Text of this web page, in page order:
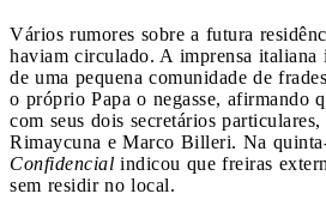
Vários rumores sobre a futura
haviam circulado. A imprensa italiana
de uma pequena comunidade de
o próprio Papa o negasse, afirmando
com seus dois secretários
Rimaycuna e Marco Billeri. Na
Confidencial indicou que freiras
sem residir no local.